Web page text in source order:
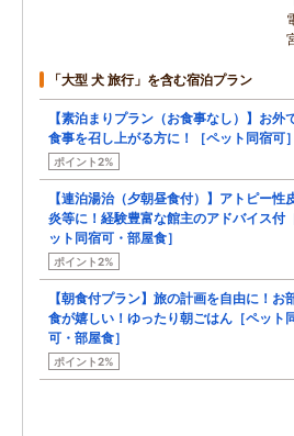
「大型 犬 旅行」を含む宿泊プラン
【素泊まりプラン（お食事なし）】お外
食事を召し上がる方に！［ペット同宿可］
ポイント2%
【連泊湯治（夕朝昼食付）】アトピー性
炎等に！経験豊富な館主のアドバイス付
ット同宿可・部屋食］
ポイント2%
【朝食付プラン】旅の計画を自由に！お
食が嬉しい！ゆったり朝ごはん［ペット
可・部屋食］
ポイント2%